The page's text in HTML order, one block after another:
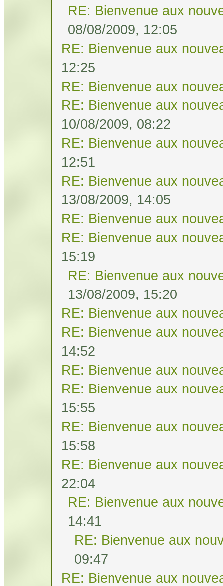
RE: Bienvenue aux
08/08/2009, 12:05
RE: Bienvenue aux
12:25
RE: Bienvenue aux
RE: Bienvenue aux
10/08/2009, 08:22
RE: Bienvenue aux
12:51
RE: Bienvenue aux
13/08/2009, 14:05
RE: Bienvenue aux
RE: Bienvenue aux
15:19
RE: Bienvenue aux
13/08/2009, 15:20
RE: Bienvenue aux
RE: Bienvenue aux
14:52
RE: Bienvenue aux
RE: Bienvenue aux
15:55
RE: Bienvenue aux
15:58
RE: Bienvenue aux
22:04
RE: Bienvenue aux
14:41
RE: Bienvenue aux
09:47
RE: Bienvenue aux